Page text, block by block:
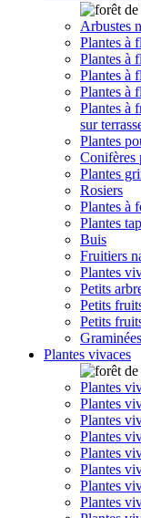
Arbustes
Plantes à
Plantes à
Plantes à
Plantes à
Plantes à
sur
Plantes
Conifères
Plantes
Rosiers
Plantes à
Plantes
Buis
Fruitiers
Plantes
Petits
Petits
Petits
Plantes vivaces
Plantes
Plantes
Plantes
Plantes
Plantes
Plantes
Plantes
Plantes